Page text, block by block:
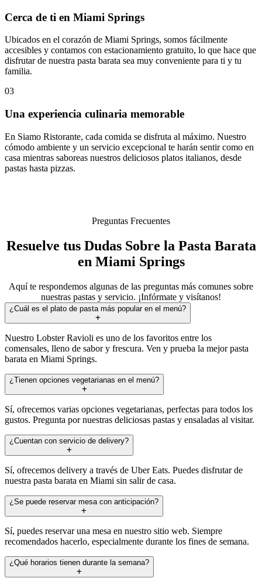
Cerca de ti en Miami Springs
Ubicados en el corazón de Miami Springs, somos fácilmente
accesibles y contamos con estacionamiento gratuito, lo que hace que
disfrutar de nuestra pasta barata sea muy conveniente para ti y tu
familia.
03
Una experiencia culinaria memorable
En Siamo Ristorante, cada comida se disfruta al máximo. Nuestro
cómodo ambiente y un servicio excepcional te harán sentir como en
casa mientras saboreas nuestros deliciosos platos italianos, desde
pastas hasta pizzas.
Preguntas Frecuentes
Resuelve tus Dudas Sobre la Pasta Barata
en Miami Springs
Aquí te respondemos algunas de las preguntas más comunes sobre
nuestras pastas y servicio. ¡Infórmate y visítanos!
¿Cuál es el plato de pasta más popular en el menú?
Nuestro Lobster Ravioli es uno de los favoritos entre los
comensales, lleno de sabor y frescura. Ven y prueba la mejor pasta
barata en Miami Springs.
¿Tienen opciones vegetarianas en el menú?
Sí, ofrecemos varias opciones vegetarianas, perfectas para todos los
gustos. Pregunta por nuestras deliciosas pastas y ensaladas al visitar.
¿Cuentan con servicio de delivery?
Sí, ofrecemos delivery a través de Uber Eats. Puedes disfrutar de
nuestra pasta barata en Miami sin salir de casa.
¿Se puede reservar mesa con anticipación?
Sí, puedes reservar una mesa en nuestro sitio web. Siempre
recomendados hacerlo, especialmente durante los fines de semana.
¿Qué horarios tienen durante la semana?